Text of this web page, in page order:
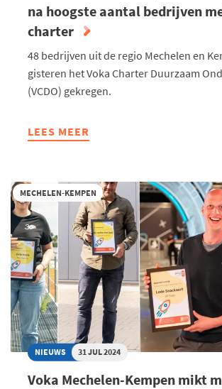
na hoogste aantal bedrijven
charter
48 bedrijven uit de regio Mechelen en
gisteren het Voka Charter Duurzaam
(VCDO) gekregen.
LEES MEER
ABOUT
KEMPEN
BEKROONT
OP
ÉÉN
NA
HOOGSTE
AANTAL
BEDRIJVEN
MET
VCDO-
CHARTER
MECHELEN-KEMPEN
NIEUWS 31 JUL 2024
Voka Mechelen-Kempen mikt